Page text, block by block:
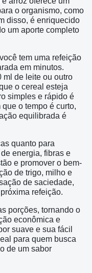
o organismo, como
disso, é enriquecido
um aporte completo
tem uma refeição
em minutos.
ml de leite ou outro
o cereal esteja
simples e rápido é
o tempo é curto,
equilibrada é
quanto para
energia, fibras e
e promover o bem-
de trigo, milho e
de saciedade,
refeição.
porções, tornando o
econômica e
suave e sua fácil
para quem busca
de um sabor